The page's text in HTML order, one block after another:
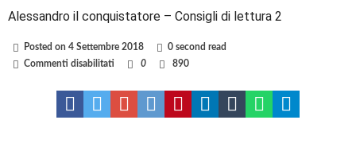
Alessandro il conquistatore – Consigli di lettura 2
Posted on 4 Settembre 2018
0 second read
Commenti disabilitati
conquistatore
0 890